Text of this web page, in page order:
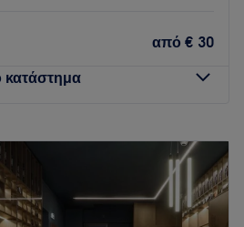
από € 30
κατάστημα
20:00
20:00
10:00–20:00
20:00